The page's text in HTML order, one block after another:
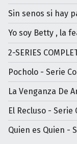
Sin senos si hay
Yo soy Betty , la
2-SERIES
Pocholo - Serie
La Venganza De
El Recluso - Serie
Quien es Quien -